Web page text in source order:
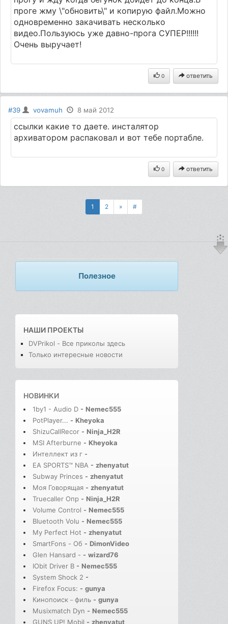
проге жму \"обновить\" и копирую файл.Можно
одновременно закачивать несколько
видео.Пользуюсь уже давно-прога СУПЕР!!!!!!
Очень выручает!
0 ответить
#39 vovamuh 8 май 2012
ссылки какие то даете. инсталятор
архиватором распаковал и вот тебе портабле.
0 ответить
1 2 » #
Полезное
НАШИ ПРОЕКТЫ
DVPrikol - Все приколы здесь
Только интересные новости
НОВИНКИ
1by1 - Audio D - Nemec555
PotPlayer... - Kheyoka
ShizuCallRecor - Ninja_H2R
MSI Afterburne - Kheyoka
Интеллект из г -
EA SPORTS™ NBA - zhenyatut
Subway Princes - zhenyatut
Моя Говорящая - zhenyatut
Truecaller Опр - Ninja_H2R
Volume Control - Nemec555
Bluetooth Volu - Nemec555
My Perfect Hot - zhenyatut
SmartFons - Об - DimonVideo
Glen Hansard - - wizard76
IObit Driver B - Nemec555
System Shock 2 -
Firefox Focus: - gunya
Кинопоиск－филь - gunya
Musixmatch Dyn - Nemec555
GUNS UP! Mobil - zhenyatut